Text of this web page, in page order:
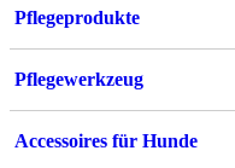
Pflegeprodukte
Pflegewerkzeug
Accessoires für Hunde